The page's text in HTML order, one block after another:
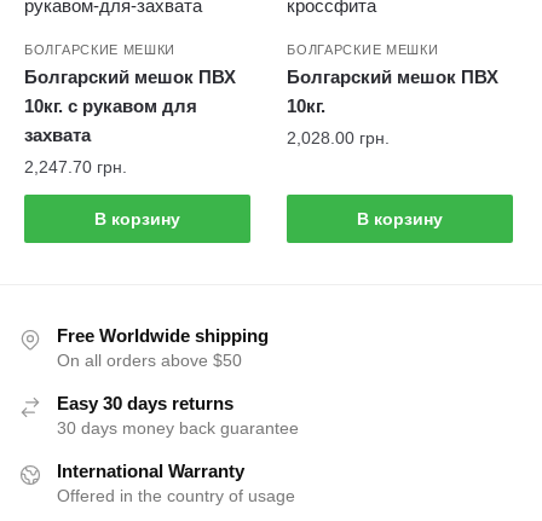
БОЛГАРСКИЕ МЕШКИ
Болгарский мешок ПВХ
10кг. с рукавом для
захвата
2,247.70 грн.
В корзину
БОЛГАРСКИЕ МЕШКИ
Болгарский мешок ПВХ
10кг.
2,028.00 грн.
В корзину
Free Worldwide shipping
On all orders above $50
Easy 30 days returns
30 days money back guarantee
International Warranty
Offered in the country of usage